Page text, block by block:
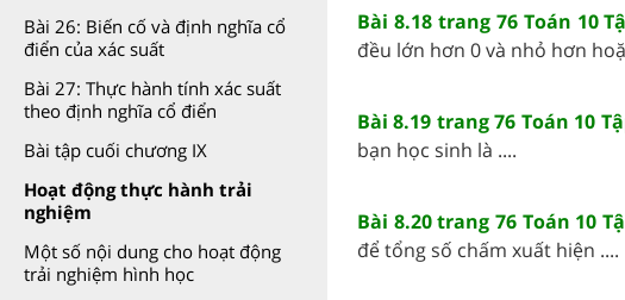
Bài 26: Biến cố và định nghĩa cổ
điển của xác suất
Bài 27: Thực hành tính xác suất
theo định nghĩa cổ điển
Bài tập cuối chương IX
Hoạt động thực hành trải
nghiệm
Một số nội dung cho hoạt động
trải nghiệm hình học
Bài 8.18 trang 76 Toán 10
đều lớn hơn 0 và nhỏ hơn
Bài 8.19 trang 76 Toán 10
bạn học sinh là ....
Bài 8.20 trang 76 Toán 10
để tổng số chấm xuất hiện ....